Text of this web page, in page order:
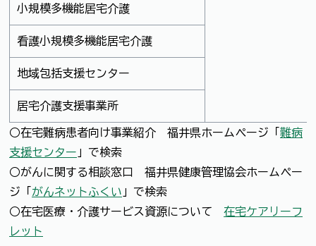
小規模多機能居宅介護
看護小規模多機能居宅介護
地域包括支援センター
居宅介護支援事業所
○在宅難病患者向け事業紹介 福井県ホームページ「難病
支援センター 」で検索
○がんに関する相談窓口 福井県健康管理協会ホームペー
ジ「がんネットふくい 」で検索
○在宅医療・介護サービス資源について 在宅ケアリーフ
レット